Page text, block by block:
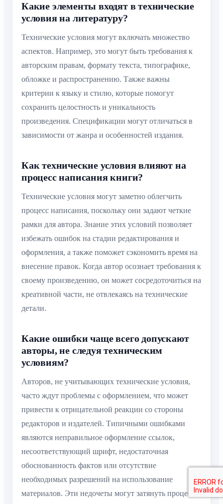
Какие элементы входят в технические
условия на литературу?
Технические условия могут включать множество
аспектов. Например, это могут быть требования к
авторским правам, формату текста, типографике,
обложке и распространению. Также важны
критерии к языку и стилю, которые помогут
сохранить целостность и уникальность
произведения. Спецификации могут отличаться в
зависимости от жанра и особенностей издания.
Как технические условия влияют на
процесс написания книги?
Технические условия могут заметно облегчить
процесс написания, поскольку они задают четкие
рамки для автора. Знание этих условий позволяет
избежать ошибок на стадии редактирования и
оформления, а также поможет сэкономить время на
внесение правок. Когда автор осознает требования к
своему произведению, он может сосредоточиться на
креативной части, не отвлекаясь на технические
детали.
Какие ошибки чаще всего допускают
авторы, не следуя техническим
условиям?
Авторов, не учитывающих технические условия,
часто ждут проблемы с оформлением, что может
привести к отрицательной реакции со стороны
редакторов и издателей. Типичными ошибками
являются неправильное оформление ссылок,
несоответствующий шрифт, недостаточная
обоснованность фактов или отсутствие
необходимых разрешений на использование
материалов. Эти недочеты могут затянуть процесс